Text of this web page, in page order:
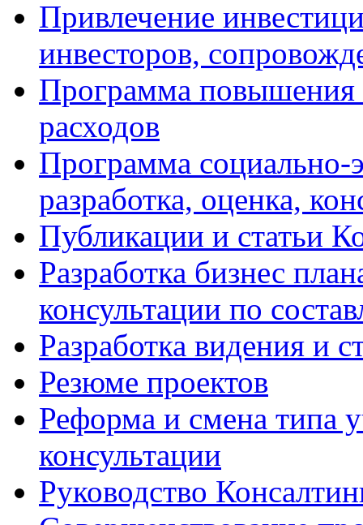
Привлечение
инвесторов,
Программа
расходов
Программа социально-
разработка, оценка,
Публикации и статьи
Разработка бизнес
консультации по
Разработка видения и
Резюме проектов
Реформа и смена типа
консультации
Руководство